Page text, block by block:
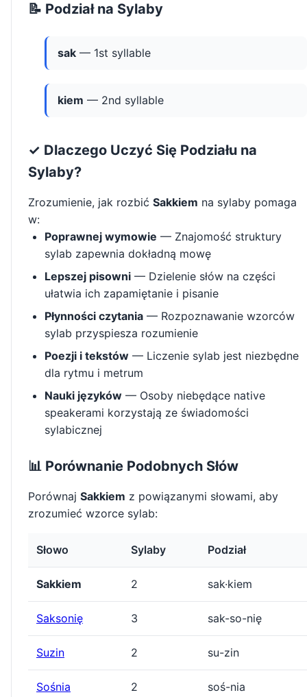
📝 Podział na Sylaby
sak — 1st syllable
kiem — 2nd syllable
✓ Dlaczego Uczyć Się Podziału na
Sylaby?
Zrozumienie, jak rozbić Sakkiem na sylaby pomaga
w:
Poprawnej wymowie — Znajomość struktury
sylab zapewnia dokładną mowę
Lepszej pisowni — Dzielenie słów na części
ułatwia ich zapamiętanie i pisanie
Płynności czytania — Rozpoznawanie wzorców
sylab przyspiesza rozumienie
Poezji i tekstów — Liczenie sylab jest niezbędne
dla rytmu i metrum
Nauki języków — Osoby niebędące native
speakerami korzystają ze świadomości
sylabicznej
📊 Porównanie Podobnych Słów
Porównaj Sakkiem z powiązanymi słowami, aby
zrozumieć wzorce sylab:
Słowo Sylaby Podział
Sakkiem 2 sak·kiem
Saksonię 3 sak-so-nię
Suzin 2 su-zin
Sośnia 2 soś-nia